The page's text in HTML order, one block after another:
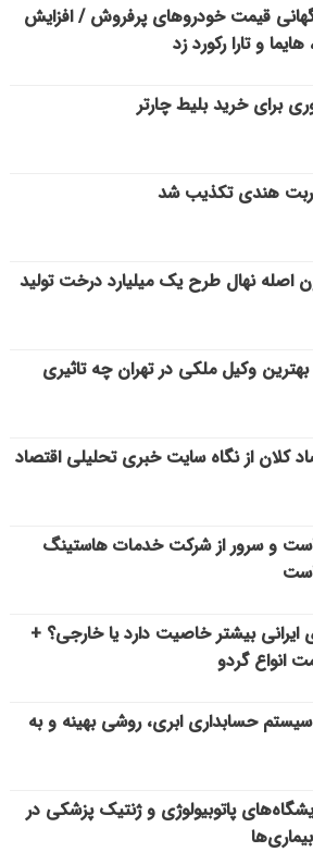
قیمت خودروهای پرفروش / افزایش
و تارا رکورد زد
برای خرید بلیط چارتر
هندی تکذیب شد
اصله نهال طرح یک میلیارد درخت تولید
وکیل ملکی در تهران چه تاثیری
کلان از نگاه سایت خبری تحلیلی اقتصاد
و سرور از شرکت خدمات هاستینگ
ایرانی بیشتر خاصیت دارد یا خارجی؟ +
انواع گردو
سیستم حسابداری ابری، روشی بهینه و به
پاتوبیولوژی و ژنتیک پزشکی در